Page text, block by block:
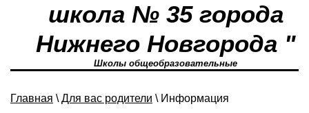
школа № 35 города
Нижнего Новгорода "
Школы общеобразовательные
Главная \ Для вас родители \ Информация